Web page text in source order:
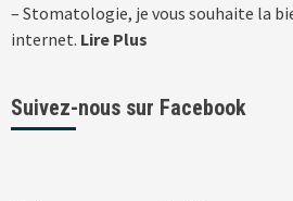
– Stomatologie, je vous souhaite la
internet. Lire Plus
Suivez-nous sur Facebook